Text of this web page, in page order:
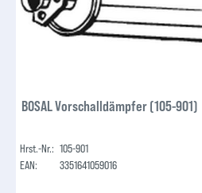
BOSAL Vorschalldämpfer (105-901)
Hrst.-Nr.: 105-901
EAN:
3351641059016